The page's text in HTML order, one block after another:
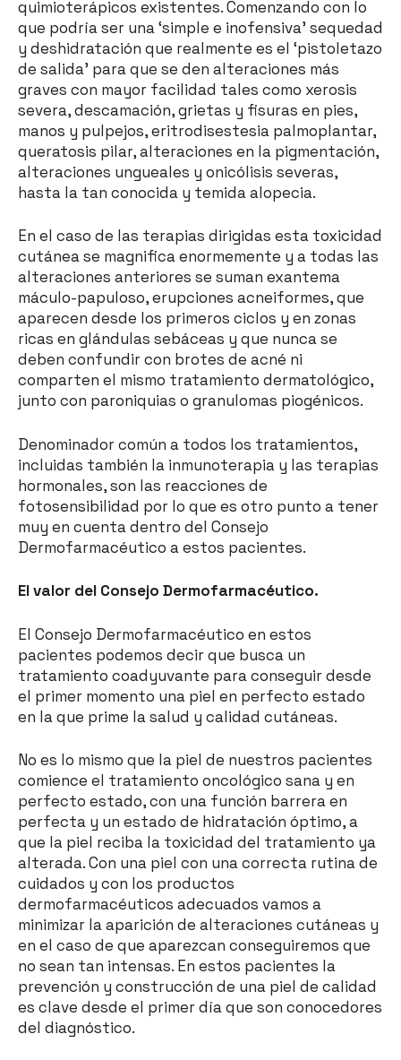
quimioterápicos existentes. Comenzando con lo
que podría ser una ‘simple e inofensiva’ sequedad
y deshidratación que realmente es el ‘pistoletazo
de salida’ para que se den alteraciones más
graves con mayor facilidad tales como xerosis
severa, descamación, grietas y fisuras en pies,
manos y pulpejos, eritrodisestesia palmoplantar,
queratosis pilar, alteraciones en la pigmentación,
alteraciones ungueales y onicólisis severas,
hasta la tan conocida y temida alopecia.
En el caso de las terapias dirigidas esta toxicidad
cutánea se magnifica enormemente y a todas las
alteraciones anteriores se suman exantema
máculo-papuloso, erupciones acneiformes, que
aparecen desde los primeros ciclos y en zonas
ricas en glándulas sebáceas y que nunca se
deben confundir con brotes de acné ni
comparten el mismo tratamiento dermatológico,
junto con paroniquias o granulomas piogénicos.
Denominador común a todos los tratamientos,
incluidas también la inmunoterapia y las terapias
hormonales, son las reacciones de
fotosensibilidad por lo que es otro punto a tener
muy en cuenta dentro del Consejo
Dermofarmacéutico a estos pacientes.
El valor del Consejo Dermofarmacéutico.
El Consejo Dermofarmacéutico en estos
pacientes podemos decir que busca un
tratamiento coadyuvante para conseguir desde
el primer momento una piel en perfecto estado
en la que prime la salud y calidad cutáneas.
No es lo mismo que la piel de nuestros pacientes
comience el tratamiento oncológico sana y en
perfecto estado, con una función barrera en
perfecta y un estado de hidratación óptimo, a
que la piel reciba la toxicidad del tratamiento ya
alterada. Con una piel con una correcta rutina de
cuidados y con los productos
dermofarmacéuticos adecuados vamos a
minimizar la aparición de alteraciones cutáneas y
en el caso de que aparezcan conseguiremos que
no sean tan intensas. En estos pacientes la
prevención y construcción de una piel de calidad
es clave desde el primer día que son conocedores
del diagnóstico.